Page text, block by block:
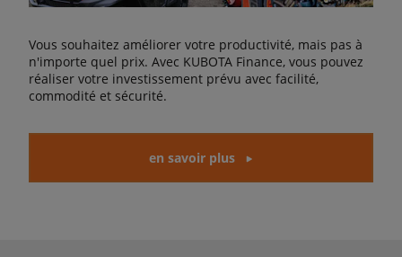
Vous souhaitez améliorer votre productivité, mais pas à
n'importe quel prix. Avec KUBOTA Finance, vous pouvez
réaliser votre investissement prévu avec facilité,
commodité et sécurité.
en savoir plus